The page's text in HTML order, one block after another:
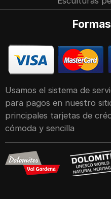
Usamos el sistema de
para pagos en nuestro
principales tarjetas de
cómoda y sencilla